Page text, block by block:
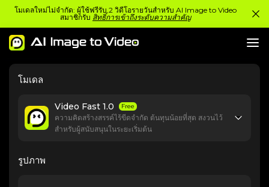
โมเดลใหม่ไม่จำกัด: ผู้ใช้ฟรีรับ 2 วิดีโอรายวันสำหรับ AI Image to Video
สมาชิกรับ สิทธิ์การเข้าถึงระดับความสำคัญ
โมเดล
Video Fast 1.0 Free
ความคิดสร้างสรรค์ไร้ขีดจำกัด ต้นทุนน้อยที่สุด สงวนไว้
สำหรับผู้สนับสนุนในระยะเริ่มต้น
รูปภาพ